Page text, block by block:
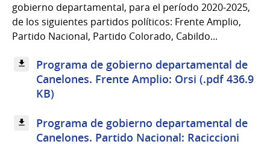
gobierno departamental, para el período 2020-2025,
de los siguientes partidos políticos: Frente Amplio,
Partido Nacional, Partido Colorado, Cabildo...
Programa de gobierno departamental de
Canelones. Frente Amplio: Orsi (.pdf 436.9
KB)
Programa de gobierno departamental de
Canelones. Partido Nacional: Raciccioni